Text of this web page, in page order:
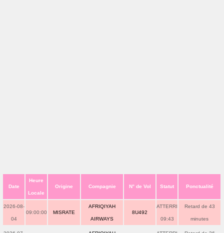
Date
Heure
Locale
Origine Compagnie N° de Vol Statut Ponctualité
2026-08-
04
09:00:00 MISRATE
AFRIQIYAH
AIRWAYS
8U492
ATTERRI
09:43
Retard de 43
minutes